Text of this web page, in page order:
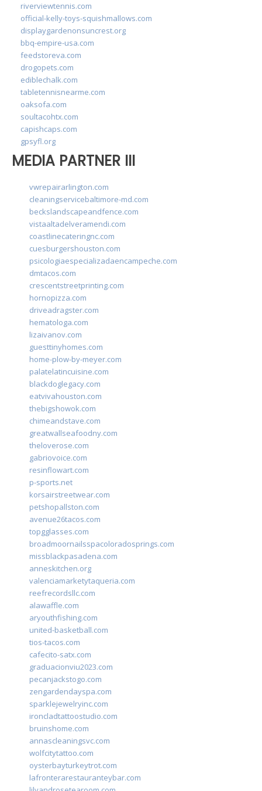
riverviewtennis.com
official-kelly-toys-squishmallows.com
displaygardenonsuncrest.org
bbq-empire-usa.com
feedstoreva.com
drogopets.com
ediblechalk.com
tabletennisnearme.com
oaksofa.com
soultacohtx.com
capishcaps.com
gpsyfl.org
MEDIA PARTNER III
vwrepairarlington.com
cleaningservicebaltimore-md.com
beckslandscapeandfence.com
vistaaltadelveramendi.com
coastlinecateringnc.com
cuesburgershouston.com
psicologiaespecializadaencampeche.com
dmtacos.com
crescentstreetprinting.com
hornopizza.com
driveadragster.com
hematologa.com
lizaivanov.com
guesttinyhomes.com
home-plow-by-meyer.com
palatelatincuisine.com
blackdoglegacy.com
eatvivahouston.com
thebigshowok.com
chimeandstave.com
greatwallseafoodny.com
theloverose.com
gabriovoice.com
resinflowart.com
p-sports.net
korsairstreetwear.com
petshopallston.com
avenue26tacos.com
topgglasses.com
broadmoornailsspacoloradosprings.com
missblackpasadena.com
anneskitchen.org
valenciamarketytaqueria.com
reefrecordsllc.com
alawaffle.com
aryouthfishing.com
united-basketball.com
tios-tacos.com
cafecito-satx.com
graduacionviu2023.com
pecanjackstogo.com
zengardendayspa.com
sparklejewelryinc.com
ironcladtattoostudio.com
bruinshome.com
annascleaningsvc.com
wolfcitytattoo.com
oysterbayturkeytrot.com
lafronterarestauranteybar.com